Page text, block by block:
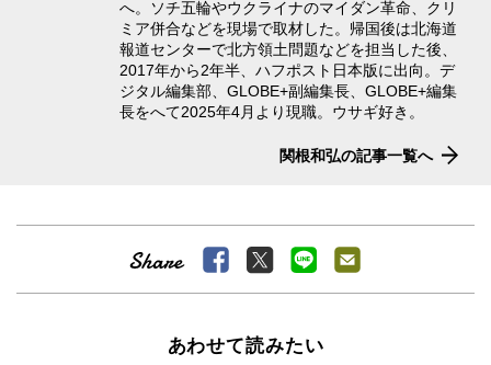
へ。ソチ五輪やウクライナのマイダン革命、クリ
ミア併合などを現場で取材した。帰国後は北海道
報道センターで北方領土問題などを担当した後、
2017年から2年半、ハフポスト日本版に出向。デ
ジタル編集部、GLOBE+副編集長、GLOBE+編集
長をへて2025年4月より現職。ウサギ好き。
関根和弘の記事一覧へ
あわせて読みたい